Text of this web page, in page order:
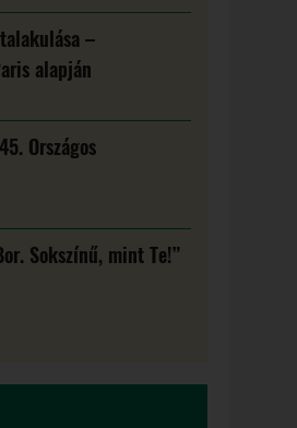
–
alapján
Országos
Sokszínű, mint Te!”